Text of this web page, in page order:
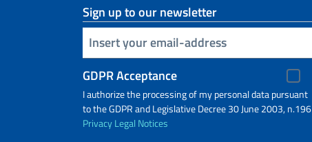
Sign up to our newsletter
Insert your email
GDPR Acceptance
I authorize the processing of my personal data pursuant
to the GDPR and Legislative Decree 30 June 2003, n.196
PrivacyLegal Notices